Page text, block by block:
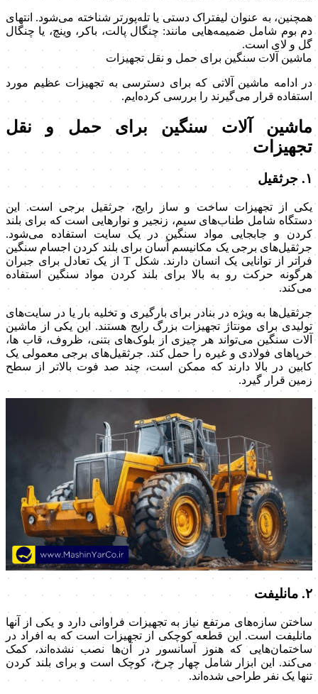
همچنین، به عنوان لیفتراک دستی یا تله‌پورتر شناخته می‌شود. انتهای
دم بوم شامل ضمیمه‌هایی مانند: چنگال پالت، باکر، وینچ، یا چنگال
گل و لای است.
ماشین آلات سنگین برای حمل و نقل تجهیزات
در ادامه ماشین آلاتی که برای دسترسی به تجهیزات عظیم مورد
استفاده قرار می‌گیرند را بررسی کرده‌ایم.
ماشین آلات سنگین برای حمل و نقل
تجهیزات
۱. جرثقیل
یکی از تجهیزات ساخت و ساز رایج، جرثقیل برجی است. این
دستگاه شامل طناب‌های سیم، زنجیر و نوارهایی است که برای بلند
کردن و جابجایی مواد سنگین در یک سایت استفاده می‌شود.
جرثقیل‌های برجی یک مکانیسم آسان برای بلند کردن اجسام سنگین
فراتر از توانایی یک انسان دارند. شکل T از یک تعادل برای جبران
هرگونه حرکت رو به بالا برای بلند کردن مواد سنگین استفاده
می‌کند.
جرثقیل‌ها به ویژه در بنادر برای بارگیری و تخلیه بار یا در سایت‌های
تولیدی برای مونتاژ تجهیزات بزرگ رایج هستند. این یکی از ماشین
آلات سنگین می‌تواند هر چیزی از بلوک‌های بتنی، ظروف، قاب ها،
خرپاهای فولادی و غیره را حمل کند. جرثقیل‌های برجی معمولی یک
کابین در بالا دارند که ممکن است، چند صد فوت بالاتر از سطح
زمین قرار گیرد.
۲. مانلیفت
ساختن سازه‌های مرتفع نیاز به تجهیزات فراوانی دارد و یکی از آنها
مانلیفت است. این قطعه کوچکی از تجهیزات است که به افراد در
ساختمان‌هایی که هنوز آسانسور در آن‌ها نصب نشده‌اند، کمک
می‌کند. این ابزار شامل چهار چرخ، کوچک است و برای بلند کردن
تنها یک نفر طراحی شده‌اند.